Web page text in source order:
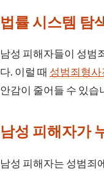
법률 시스템 탐
남성 피해자들이 성범
다. 이럴 때 성범죄형
안감이 줄어들 수 있습
남성 피해자가
남성 피해자는 성범죄